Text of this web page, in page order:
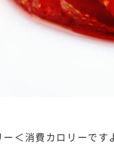
＜消費カロリーです